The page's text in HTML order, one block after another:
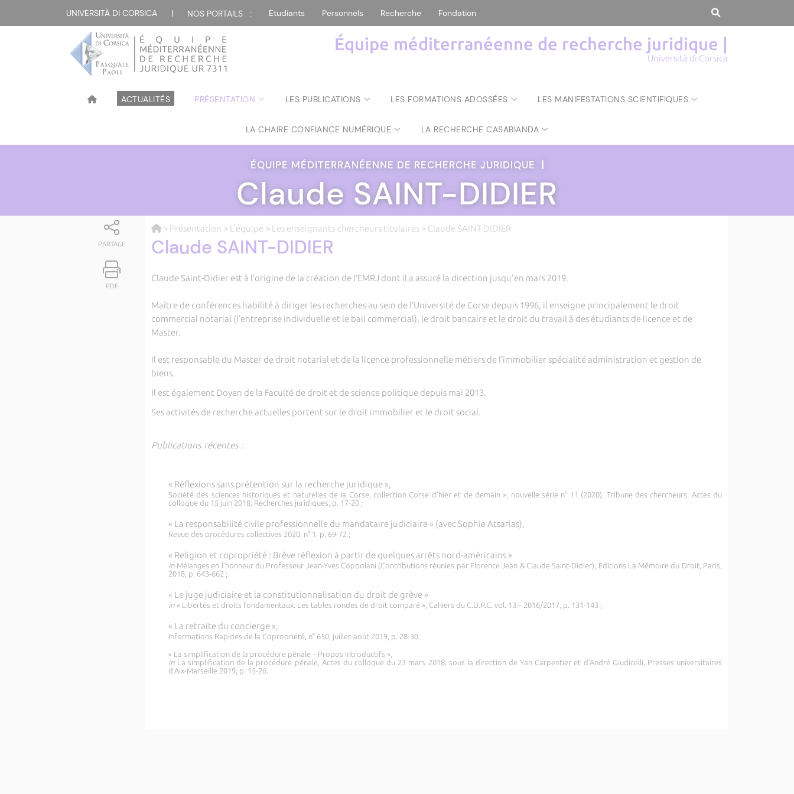
UNIVERSITÀ DI CORSICA | NOS PORTAILS : Etudiants Personnels Recherche Fondation
Équipe méditerranéenne de recherche juridique |
Università di Corsica
ACTUALITÉS PRÉSENTATION LES PUBLICATIONS LES FORMATIONS ADOSSÉES LES MANIFESTATIONS SCIENTIFIQUES
LA CHAIRE CONFIANCE NUMÉRIQUE LA RECHERCHE CASABIANDA
ÉQUIPE MÉDITERRANÉENNE DE RECHERCHE JURIDIQUE
Claude SAINT-DIDIER
PARTAGE
PDF
> Présentation > L'équipe > Les enseignants-chercheurs titulaires > Claude SAINT-DIDIER
Claude SAINT-DIDIER
Claude Saint-Didier est à l’origine de la création de l’EMRJ dont il a assuré la direction jusqu'en mars 2019.
Maître de conférences habilité à diriger les recherches au sein de l’Université de Corse depuis 1996, il enseigne principalement le droit
commercial notarial (l’entreprise individuelle et le bail commercial), le droit bancaire et le droit du travail à des étudiants de licence et de
Master.
Il est responsable du Master de droit notarial et de la licence professionnelle métiers de l’immobilier spécialité administration et gestion de
biens.
Il est également Doyen de la Faculté de droit et de science politique depuis mai 2013.
Ses activités de recherche actuelles portent sur le droit immobilier et le droit social.
Publications récentes :
« Réflexions sans prétention sur la recherche juridique »,
Société des sciences historiques et naturelles de la Corse, collection Corse d’hier et de demain », nouvelle série n° 11 (2020). Tribune des chercheurs. Actes du
colloque du 15 juin 2018, Recherches juridiques, p. 17-20 ;
« La responsabilité civile professionnelle du mandataire judiciaire » (avec Sophie Atsarias),
Revue des procédures collectives 2020, n° 1, p. 69-72 ;
« Religion et copropriété : Brève réflexion à partir de quelques arrêts nord-américains »
inMélanges en l’honneur du Professeur Jean-Yves Coppolani (Contributions réunies par Florence Jean & Claude Saint-Didier), Editions La Mémoire du Droit, Paris,
2018, p. 643-662 ;
« Le juge judiciaire et la constitutionnalisation du droit de grève »
in« Libertés et droits fondamentaux. Les tables rondes de droit comparé », Cahiers du C.D.P.C. vol. 13 – 2016/2017, p. 131-143 ;
« La retraite du concierge »,
Informations Rapides de la Copropriété, n° 650, juillet-août 2019, p. 28-30 ;
« La simplification de la procédure pénale – Propos introductifs »,
inLa simplification de la procédure pénale, Actes du colloque du 23 mars 2018, sous la direction de Yan Carpentier et d’André Giudicelli, Presses universitaires
d’Aix-Marseille 2019, p. 15-26.